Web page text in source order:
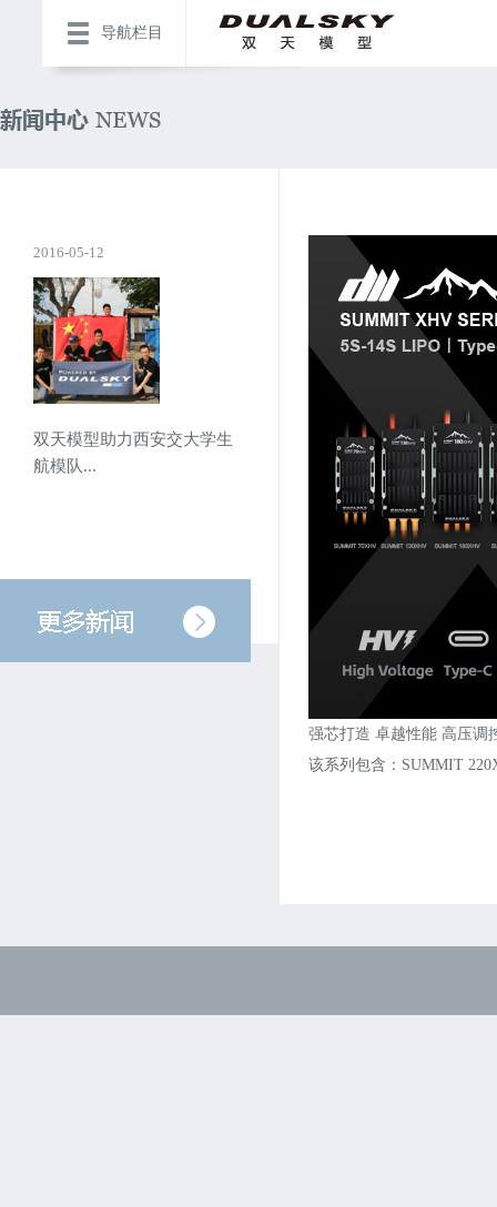
导航栏目
2016-05-12
双天模型助力西安交大学生
航模队...
强芯打造 卓越性能 高压调
该系列包含：SUMMIT